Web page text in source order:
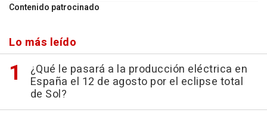
Contenido patrocinado
Lo más leído
¿Qué le pasará a la producción eléctrica en
España el 12 de agosto por el eclipse total
de Sol?